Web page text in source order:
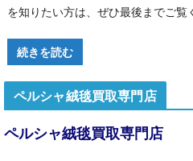
を知りたい方は、ぜひ最後までご覧
続きを読む
ペルシャ絨毯買取専門店
ペルシャ絨毯買取専門店